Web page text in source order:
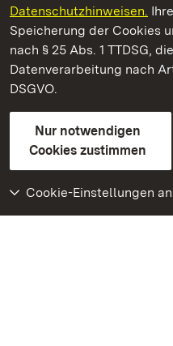
Datenschutzhinweisen.
Speicherung der Cookies
nach § 25 Abs. 1 TTDSG,
Datenverarbeitung nach
DSGVO.
Nur notwendigen
Cookies zustimmen
Cookie-Einstellungen
Kloster und Schloss Salem
Staatliche Schlösser und
Kontakt
GebärdenspracheLeichte
Erklärung zur
BITV-konform (geprüfte
Weiteres